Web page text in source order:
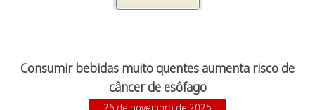
Consumir bebidas muito quentes aumenta risco de
câncer de esôfago